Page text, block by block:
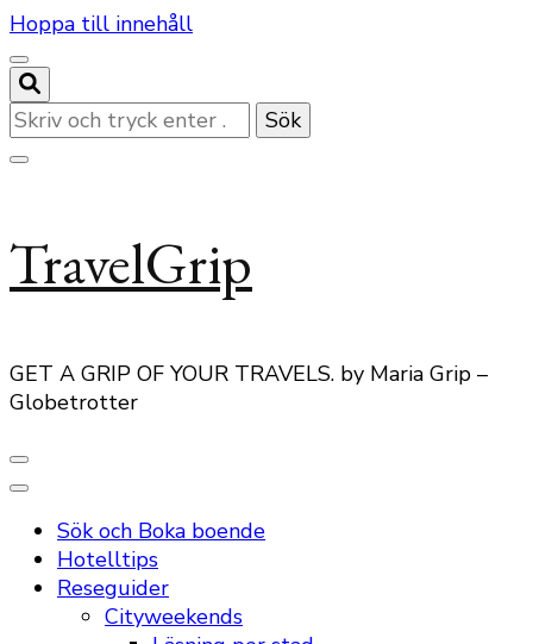
Hoppa till innehåll
Letar
du
efter
TravelGrip
GET A GRIP OF YOUR TRAVELS. by Maria Grip –
Globetrotter
Sök och Boka boende
Hotelltips
Reseguider
Cityweekends